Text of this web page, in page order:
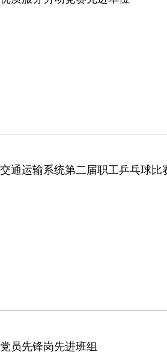
通运输系统第二届职工乒乓球比
员先锋岗先进班组